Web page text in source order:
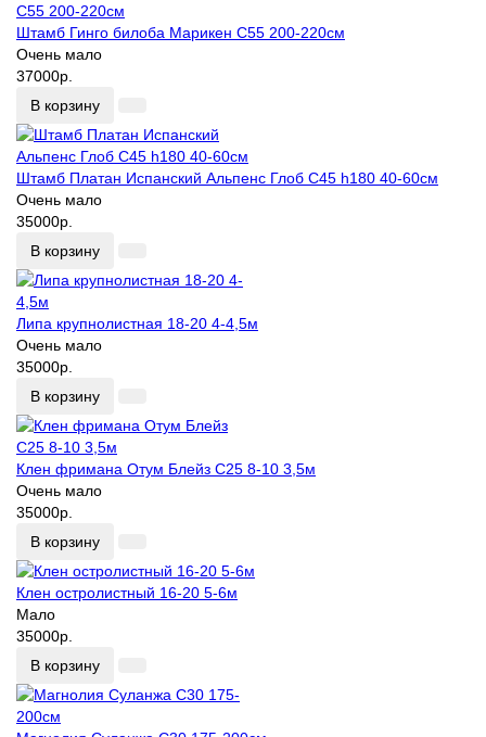
Штамб Гинго билоба Марикен С55 200-220см
Очень мало
37000р.
В корзину
Штамб Платан Испанский Альпенс Глоб С45 h180 40-60см
Очень мало
35000р.
В корзину
Липа крупнолистная 18-20 4-4,5м
Очень мало
35000р.
В корзину
Клен фримана Отум Блейз С25 8-10 3,5м
Очень мало
35000р.
В корзину
Клен остролистный 16-20 5-6м
Мало
35000р.
В корзину